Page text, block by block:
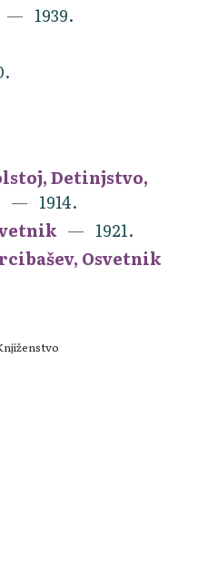
1939.
Detinjstvo,
1914.
1921.
Osvetnik